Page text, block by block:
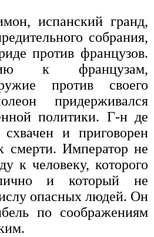
испанский гранд,
собрания,
против французов.
к французам,
против своего
придерживался
политики. Г-н де
и приговорен
смерти. Император не
к человеку, которого
и который не
опасных людей. Он
по соображениям